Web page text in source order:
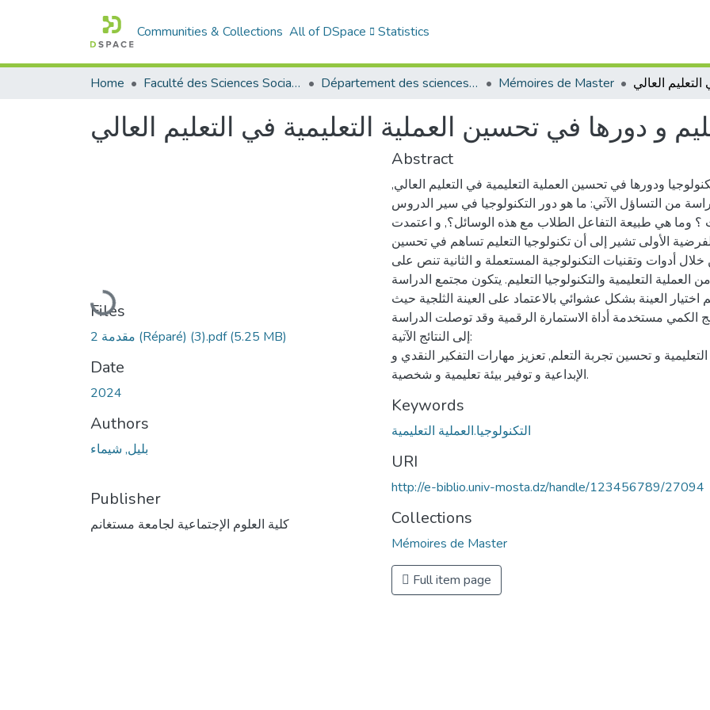
Communities & Collections All of DSpace Statistics
Home Faculté des Sciences Sociales Département des sciences sociales Mémoires de Master
و دورها في تحسين العملية التعليمية في التعليم العالي
Loading...
Files
مقدمة 2 (Réparé) (3).pdf(5.25 MB)
Date
2024
Authors
بليل, شيماء
Publisher
كلية العلوم الإجتماعية لجامعة مستغانم
Abstract
ودورها في تحسين العملية التعليمية في التعليم العالي,
من التساؤل الآتي: ما هو دور التكنولوجيا في سير الدروس
وما هي طبيعة التفاعل الطلاب مع هذه الوسائل؟, و اعتمدت
الأولى تشير إلى أن تكنولوجيا التعليم تساهم في تحسين
خلال أدوات وتقنيات التكنولوجية المستعملة و الثانية تنص على
العملية التعليمية والتكنولوجيا التعليم. يتكون مجتمع الدراسة
تم اختيار العينة بشكل عشوائي بالاعتماد على العينة الثلجية حيث
الكمي مستخدمة أداة الاستمارة الرقمية وقد توصلت الدراسة
إلى النتائج الآتية:
التعليمية و تحسين تجربة التعلم, تعزيز مهارات التفكير النقدي و
الإبداعية و توفير بيئة تعليمية و شخصية.
Keywords
التكنولوجيا.العملية التعليمية
URI
http://e-biblio.univ-mosta.dz/handle/123456789/27094
Collections
Mémoires de Master
Full item page